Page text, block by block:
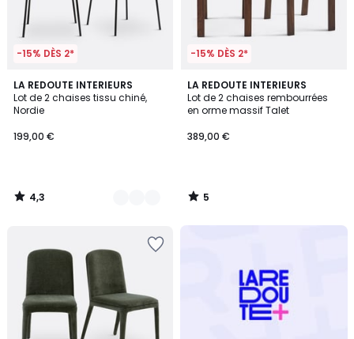
-15% DÈS 2*
LA REDOUTE INTERIEURS
Lot de 2 chaises tissu chiné,
Nordie
199,00 €
4,3
/ 5
3
Couleurs
4,3
/
-15% DÈS 2*
LA REDOUTE INTERIEURS
Lot de 2 chaises rembourrées
en orme massif Talet
389,00 €
5
/
5
5
/